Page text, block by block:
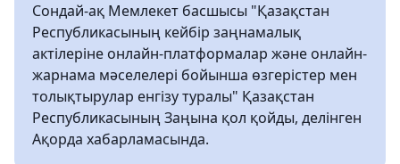
Сондай-ақ Мемлекет басшысы "Қазақстан
Республикасының кейбір заңнамалық
актілеріне онлайн-платформалар және онлайн-
жарнама мәселелері бойынша өзгерістер мен
толықтырулар енгізу туралы" Қазақстан
Республикасының Заңына қол қойды, делінген
Ақорда хабарламасында.